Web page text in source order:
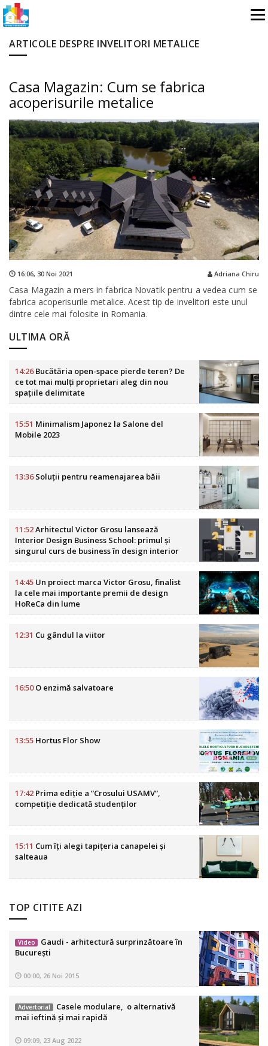
ARTICOLE DESPRE INVELITORI METALICE
Casa Magazin: Cum se fabrica
acoperisurile metalice
16:06, 30 Noi 2021 Adriana Chiru
Casa Magazin a mers in fabrica Novatik pentru a vedea cum se
fabrica acoperisurile metalice. Acest tip de invelitori este unul
dintre cele mai folosite in Romania.
ULTIMA ORĂ
14:26Bucătăria open-space pierde teren? De
ce tot mai mulți proprietari aleg din nou
spațiile delimitate
15:51 Minimalism Japonez la Salone del
Mobile 2023
13:36Soluții pentru reamenajarea băii
11:52Arhitectul Victor Grosu lansează
Interior Design Business School: primul și
singurul curs de business în design interior
din România
14:45 Un proiect marca Victor Grosu, finalist
la cele mai importante premii de design
HoReCa din lume
12:31 Cu gândul la viitor
16:50O enzimă salvatoare
13:55 Hortus Flor Show
17:42 Prima ediție a ”Crosului USAMV”,
competiție dedicată studenților
15:11 Cum îți alegi tapițeria canapelei și
salteaua
TOP CITITE AZI
Video
Gaudi - arhitectură surprinzătoare în
Bucureşti
00:00, 26 Noi 2015
Advertorial
Casele modulare, o alternativă
mai ieftină și mai rapidă
09:09, 23 Aug 2022